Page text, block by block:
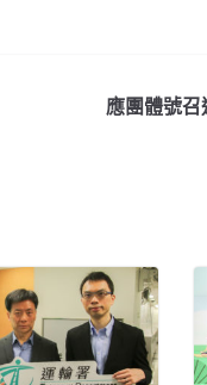
應團體號